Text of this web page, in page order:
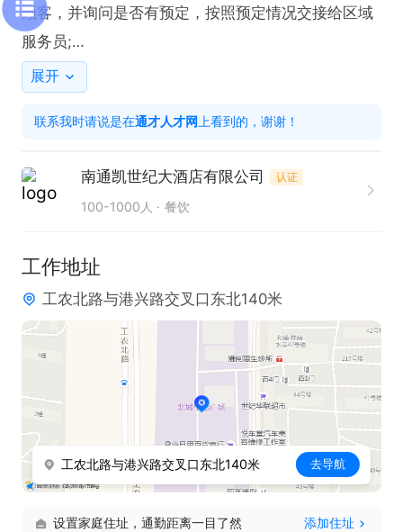
顾客，并询问是否有预定，按照预定情况交接给区域
服务员;
5.负责预订台区域内环境卫生清洁与整理;
电话。联系时请说是在通才人才网看到的！
展开
联系我时请说是在通才人才网 上看到的，谢谢！
南通凯世纪大酒店有限公司 认证
100-1000人 餐饮
工作地址
工农北路与港兴路交叉口东北140米
工农北路与港兴路交叉口东北140米 去导航
设置家庭住址，通勤距离一目了然 添加住址